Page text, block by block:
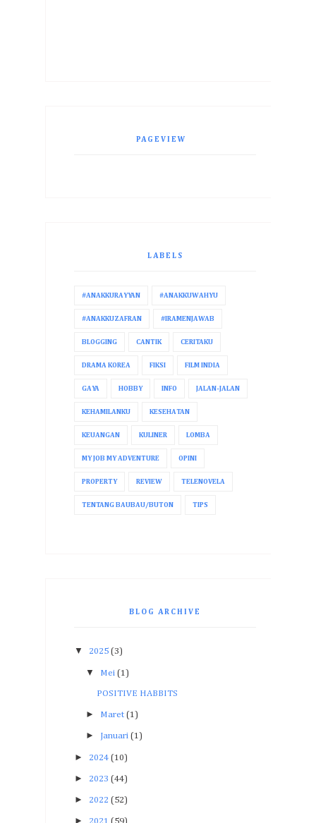
PAGEVIEW
LABELS
#ANAKKURAYYAN #ANAKKUWAHYU
#ANAKKUZAFRAN #IRAMENJAWAB
BLOGGING CANTIK CERITAKU
DRAMA KOREA FIKSI FILM INDIA
GAYA HOBBY INFO JALAN-JALAN
KEHAMILANKU KESEHATAN
KEUANGAN KULINER LOMBA
MY JOB MY ADVENTURE OPINI
PROPERTY REVIEW TELENOVELA
TENTANG BAUBAU/BUTON TIPS
BLOG ARCHIVE
▼ 2025 (3)
▼ Mei (1)
POSITIVE HABBITS
► Maret (1)
► Januari (1)
► 2024 (10)
► 2023 (44)
► 2022 (52)
►